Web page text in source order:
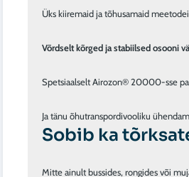
Üks kiiremaid ja tõhusamaid
Võrdselt kõrged ja stabiilsed osooni
Spetsiaalselt Airozon® 20000-sse
Sobib ka
Mitte ainult bussides, rongides või